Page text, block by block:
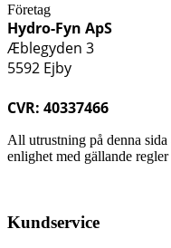
Företag
Hydro-Fyn ApS
Æblegyden 3
5592 Ejby
CVR: 40337466
All utrustning på denna
enlighet med gällande regler
Kundservice